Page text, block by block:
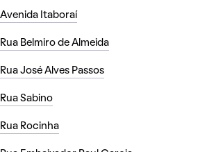
Avenida Itaboraí
Rua Belmiro de Almeida
Rua José Alves Passos
Rua Sabino
Rua Rocinha